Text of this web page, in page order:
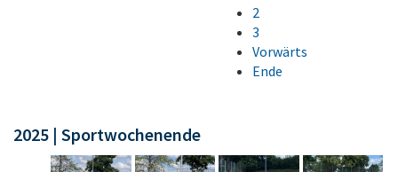
2
3
Vorwärts
Ende
2025 | Sportwochenende